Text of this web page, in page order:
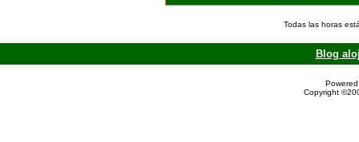
Todas las horas
Blog
Copyright